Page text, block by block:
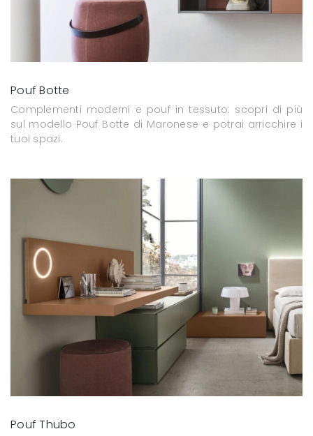
Pouf Botte
Complementi moderni e pouf in tessuto: scopri di più
sul modello Pouf Botte di Maronese e potrai arricchire i
tuoi spazi.
Pouf Thubo